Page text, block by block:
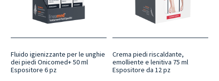
Fluido igienizzante per le unghie
dei piedi Onicomed+ 50 ml
Espositore 6 pz
Crema piedi riscaldante,
emolliente e lenitiva 75 ml
Espositore da 12 pz